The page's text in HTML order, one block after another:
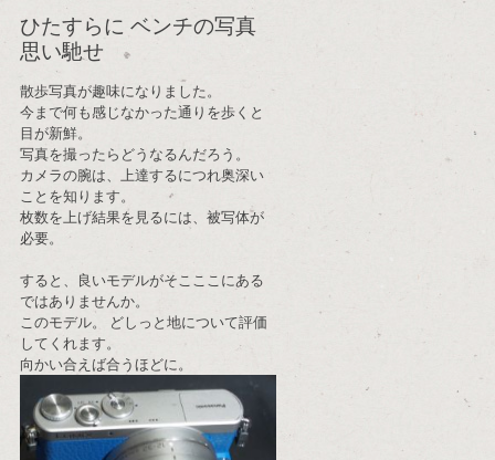
ひたすらに ベンチの写真
思い馳せ
散歩写真が趣味になりました。
今まで何も感じなかった通りを歩くと
目が新鮮。
写真を撮ったらどうなるんだろう。
カメラの腕は、上達するにつれ奥深い
ことを知ります。
枚数を上げ結果を見るには、被写体が
必要。
すると、良いモデルがそこここにある
ではありませんか。
このモデル。 どしっと地について評価
してくれます。
向かい合えば合うほどに。